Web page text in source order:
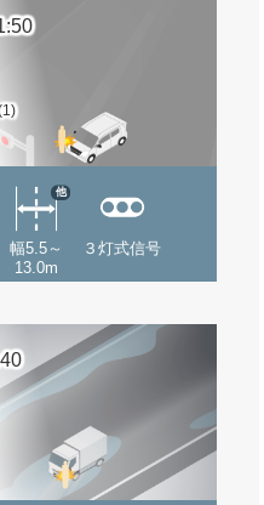
幅5.5～
13.0m
他
３灯式信号